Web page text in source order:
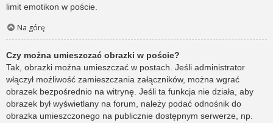
limit emotikon w poście.
Na górę
Czy można umieszczać obrazki w poście?
Tak, obrazki można umieszczać w postach. Jeśli administrator
włączył możliwość zamieszczania załączników, można wgrać
obrazek bezpośrednio na witrynę. Jeśli ta funkcja nie działa, aby
obrazek był wyświetlany na forum, należy podać odnośnik do
obrazka umieszczonego na publicznie dostępnym serwerze, np.